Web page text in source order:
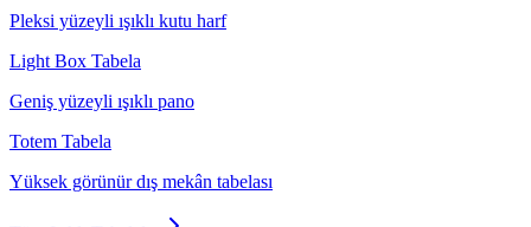
Pleksi yüzeyli ışıklı kutu harf
Light Box Tabela
Geniş yüzeyli ışıklı pano
Totem Tabela
Yüksek görünür dış mekân tabelası